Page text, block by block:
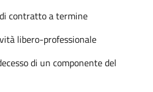
contratto a termine
libero-professionale
di un componente del